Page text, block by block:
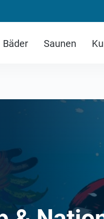
Bäder Saunen